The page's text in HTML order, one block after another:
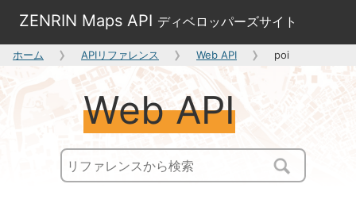
ZENRIN Maps API ディベロッパーズサイト
ホーム APIリファレンス Web API poi
Web API